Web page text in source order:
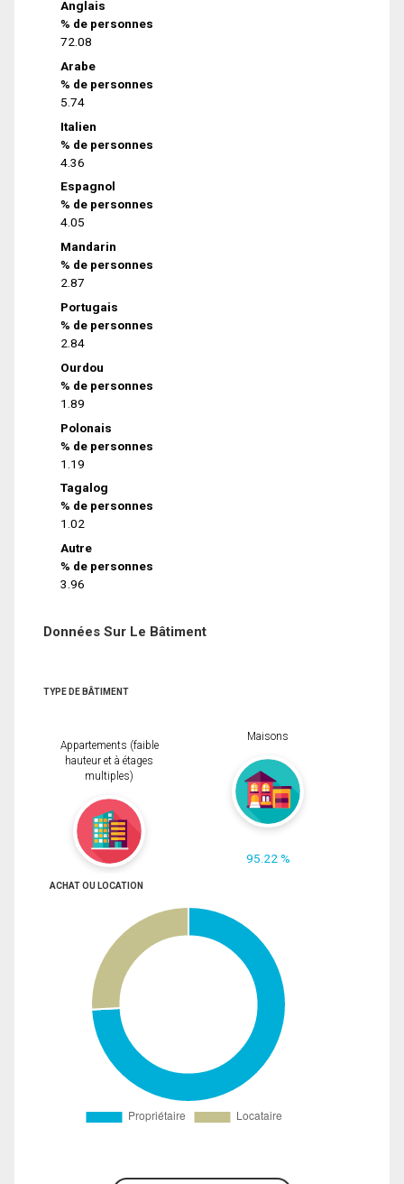
Anglais
% de personnes
72.08
Arabe
% de personnes
5.74
Italien
% de personnes
4.36
Espagnol
% de personnes
4.05
Mandarin
% de personnes
2.87
Portugais
% de personnes
2.84
Ourdou
% de personnes
1.89
Polonais
% de personnes
1.19
Tagalog
% de personnes
1.02
Autre
% de personnes
3.96
Données Sur Le Bâtiment
TYPE DE BÂTIMENT
Appartements (faible
hauteur et à étages
multiples)
Maisons
95.22 %
ACHAT OU LOCATION